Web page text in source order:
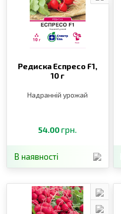
Редиска Еспресо F1,
10 г
Надранній урожай
54.00 грн.
В наявності